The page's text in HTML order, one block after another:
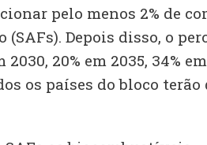
pelo menos 2% de
Depois disso, o
20% em 2035, 34%
os países do bloco